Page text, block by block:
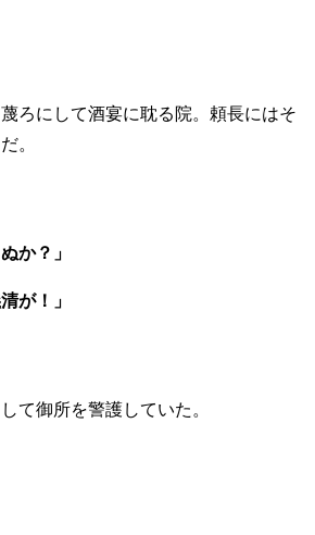
ろにして酒宴に耽る院。頼長にはそ
。
か？」
が！」
て御所を警護していた。